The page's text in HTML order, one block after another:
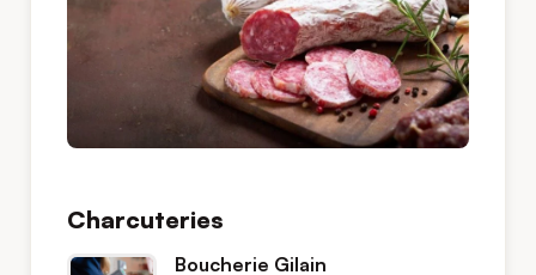
Charcuteries
Boucherie Gilain